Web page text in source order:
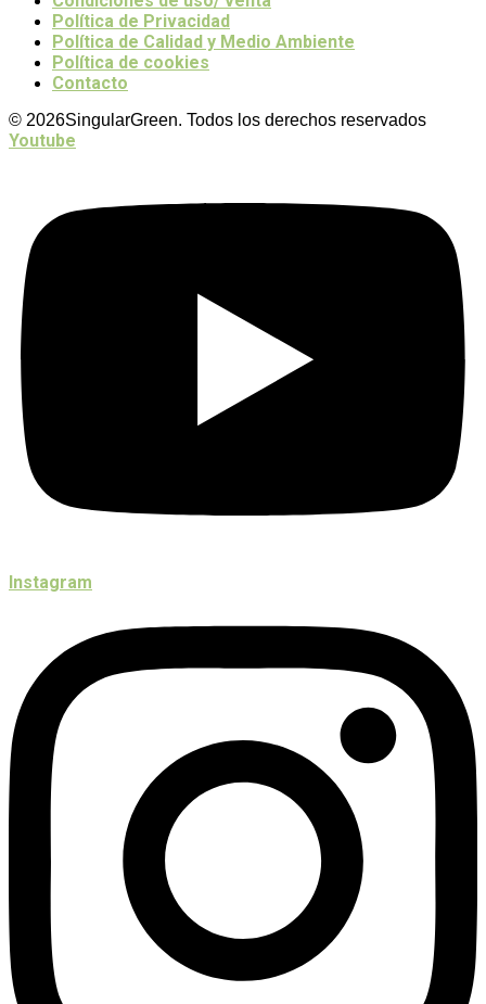
Política de Privacidad
Política de Calidad y Medio Ambiente
Política de cookies
Contacto
© 2026SingularGreen. Todos los derechos reservados
Youtube
Instagram